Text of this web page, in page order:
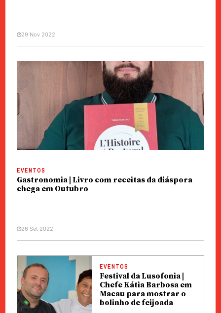
29 Nov 2022
EVENTOS
Gastronomia | Livro com receitas da diáspora
chega em Outubro
26 Set 2022
EVENTOS
Festival da Lusofonia |
Chefe Kátia Barbosa em
Macau para mostrar o
bolinho de feijoada